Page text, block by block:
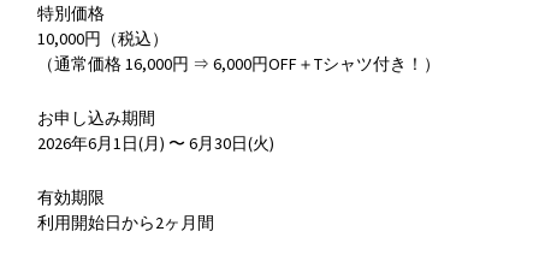
特別価格
10,000円（税込）
（通常価格 16,000円 ⇒ 6,000円OFF＋Tシャツ付き！）
お申し込み期間
2026年6月1日(月) 〜 6月30日(火)
有効期限
利用開始日から2ヶ月間